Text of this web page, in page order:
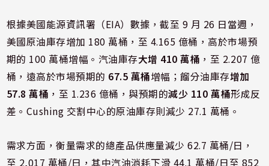
根據美國能源資訊署（EIA）數據，截至 9 月 26 日當週，
美國原油庫存增加 180 萬桶，至 4.165 億桶，高於市場預
期的 100 萬桶增幅。汽油庫存大增 410 萬桶 ，至 2.207 億
桶，遠高於市場預期的 67.5 萬桶增幅；餾分油庫存增加
57.8 萬桶 ，至 1.236 億桶，與預期的減少 110 萬桶形成反
差。Cushing 交割中心的原油庫存則減少 27.1 萬桶。
需求方面，衡量需求的總產品供應量減少 62.7 萬桶/日，
至 2,017 萬桶/日，其中汽油消耗下滑 44.1 萬桶/日至 852